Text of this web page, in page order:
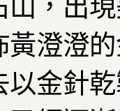
山，出
黃澄澄
以金針